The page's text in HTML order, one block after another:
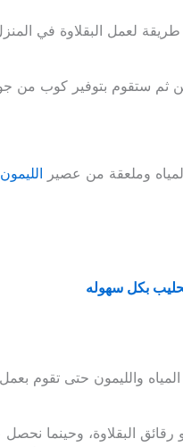
لعمل البقلاوة في
ثم ستقوم بتوفير كوب من
وملعقة من عصير الليمون
بكل سهوله
والليمون حتى تقوم
رقائق البقلاوة، وحينما